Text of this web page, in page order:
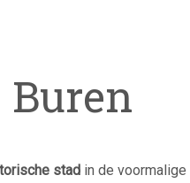
Buren
stad in de voormalige